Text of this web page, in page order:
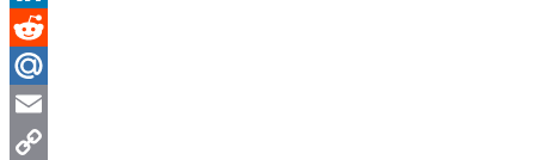
LinkedIn
Reddit
Mail.Ru
Email